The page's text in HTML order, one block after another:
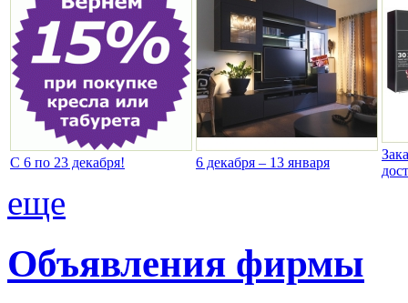
С 6 по 23 декабря! 6 декабря – 13 января
еще
Объявления фирмы